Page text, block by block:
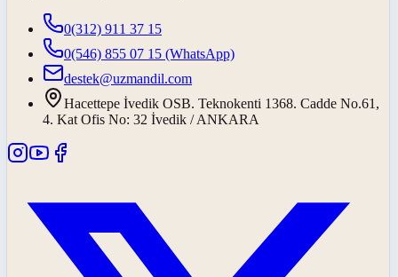
0(312) 911 37 15
0(546) 855 07 15 (WhatsApp)
destek@uzmandil.com
Hacettepe İvedik OSB. Teknokenti 1368. Cadde No.61,
4. Kat Ofis No: 32 İvedik / ANKARA